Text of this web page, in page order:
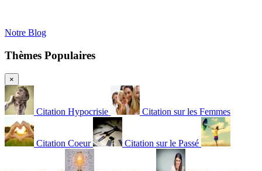
Notre Blog
Thèmes Populaires
×
Citation Hypocrisie Citation sur les Femmes
Citation Coeur Citation sur le Passé